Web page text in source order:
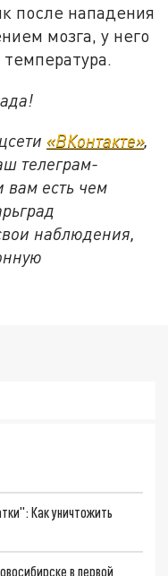
после нападения
мозга, у него
«ВКонтакте»,
телеграм-
вам есть чем
наблюдения,
Как уничтожить
в первой